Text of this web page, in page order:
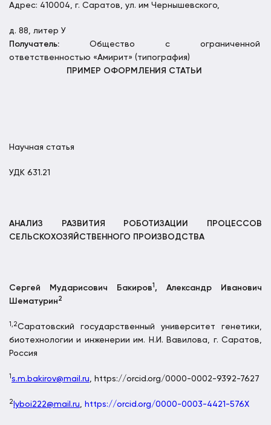
Адрес: 410004, г. Саратов, ул. им Чернышевского,
д. 88, литер У
Получатель: Общество с ограниченной
ответственностью «Амирит» (типография)
ПРИМЕР ОФОРМЛЕНИЯ СТАТЬИ
Научная статья
УДК 631.21
АНАЛИЗ РАЗВИТИЯ РОБОТИЗАЦИИ ПРОЦЕССОВ
СЕЛЬСКОХОЗЯЙСТВЕННОГО ПРОИЗВОДСТВА
Сергей Мударисович Бакиров1 , Александр Иванович
Шематурин 2
1,2Саратовский государственный университет генетики,
биотехнологии и инженерии им. Н.И. Вавилова, г. Саратов,
Россия
1 s.m.bakirov@mail.ru, https://orcid.org/0000-0002-9392-7627
2 lyboi222@mail.ru, https://orcid.org/0000-0003-4421-576X